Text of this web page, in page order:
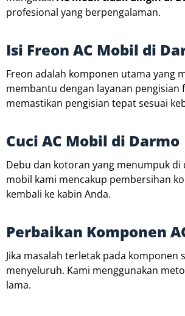
profesional yang berpengalaman.
Isi Freon AC Mobil di
Freon adalah komponen utama yang
membantu dengan layanan
memastikan pengisian tepat sesuai
Cuci AC Mobil di Darmo
Debu dan kotoran yang menumpuk di
mobil kami mencakup pembersihan
kembali ke kabin Anda.
Perbaikan Komponen
Jika masalah terletak pada
menyeluruh. Kami menggunakan
lama.